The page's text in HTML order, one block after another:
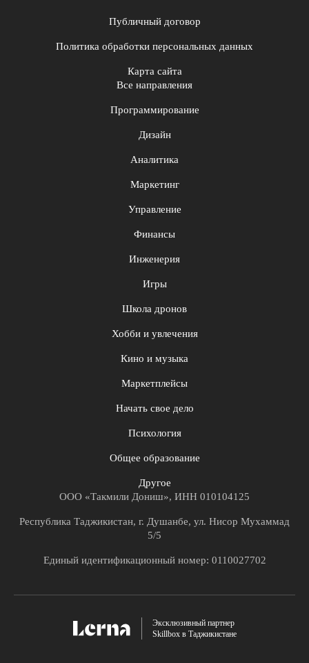
Публичный договор
Политика обработки персональных данных
Карта сайта
Все направления
Программирование
Дизайн
Аналитика
Маркетинг
Управление
Финансы
Инженерия
Игры
Школа дронов
Хобби и увлечения
Кино и музыка
Маркетплейсы
Начать свое дело
Психология
Общее образование
Другое
ООО «Такмили Дониш», ИНН 010104125
Республика Таджикистан, г. Душанбе, ул. Нисор Мухаммад
5/5
Единый идентификационный номер: 0110027702
Эксклюзивный партнер
Skillbox в Таджикистане